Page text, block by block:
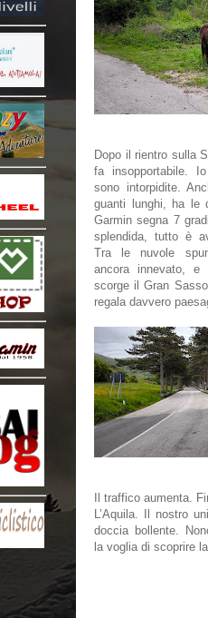
Dopo il rientro sulla
fa insopportabile.
sono intorpidite.
guanti lunghi, ha le
Garmin segna 7
splendida, tutto è
Tra le nuvole
ancora innevato, e
scorge il Gran
regala davvero
Il traffico aumenta.
L’Aquila. Il nostro
doccia bollente.
la voglia di scoprire